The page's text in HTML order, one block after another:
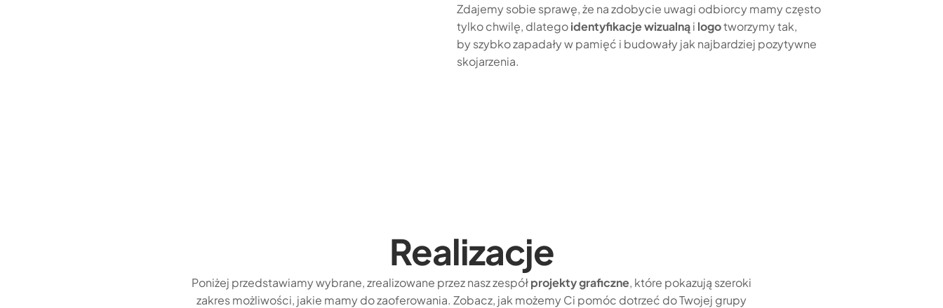
Zdajemy sobie sprawę, że na zdobycie uwagi odbiorcy mamy często
tylko chwilę, dlategoidentyfikacje wizualnąi logotworzymy tak,
by szybko zapadały w pamięć i budowały jak najbardziej pozytywne
skojarzenia.
Realizacje
Poniżej przedstawiamy wybrane, zrealizowane przez nasz zespółprojekty graficzne, które pokazują szeroki
zakres możliwości, jakie mamy do zaoferowania. Zobacz, jak możemy Ci pomóc dotrzeć do Twojej grupy